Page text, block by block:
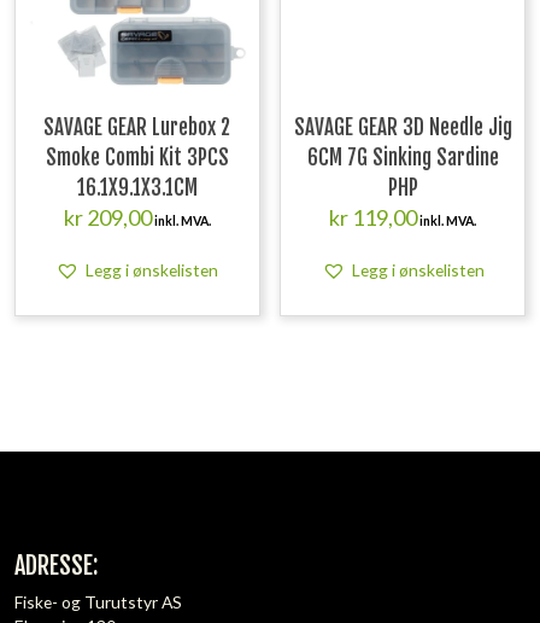
SAVAGE GEAR Lurebox 2
Smoke Combi Kit 3PCS
16.1X9.1X3.1CM
kr209,00inkl. MVA.
Legg i ønskelisten
SAVAGE GEAR 3D Needle Jig
6CM 7G Sinking Sardine
PHP
kr 119,00inkl. MVA.
Legg i ønskelisten
ADRESSE:
Fiske- og Turutstyr AS